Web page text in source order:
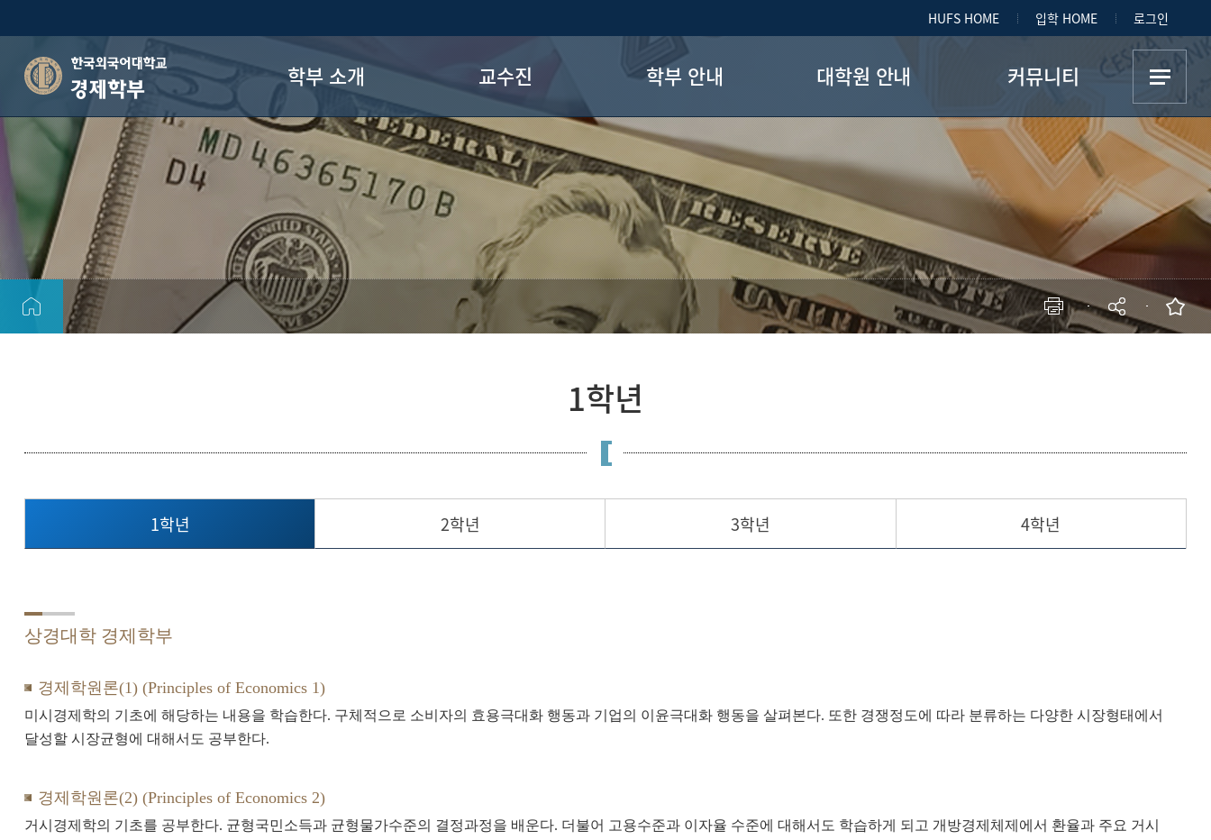
HUFS HOME 입학 HOME 로그인
경제학부 학부 소개
학부장 인사말
학부 연혁
학부 목표
교수진
현직교수
명예교수
학부 안내
교과과정
학사일정
장학정보
전공로드맵
대학원 안내
대학원 소개
대학원 개설과목
대학원 생활
대학원 공지사항
커뮤니티
공지사항
취업정보
학부 자료실
학생회
메뉴추가
1학년
1학년 2학년 3학년 4학년
상경대학 경제학부
경제학원론(1) (Principles of Economics 1)
미시경제학의 기초에 해당하는 내용을 학습한다. 구체적으로 소비자의 효용극대화 행동과 기업의 이윤극대화 행동을 살펴본다. 또한 경쟁정도에 따라 분류하는 다양한 시장형태에서
달성할 시장균형에 대해서도 공부한다.
경제학원론(2) (Principles of Economics 2)
거시경제학의 기초를 공부한다. 균형국민소득과 균형물가수준의 결정과정을 배운다. 더불어 고용수준과 이자율 수준에 대해서도 학습하게 되고 개방경제체제에서 환율과 주요 거시